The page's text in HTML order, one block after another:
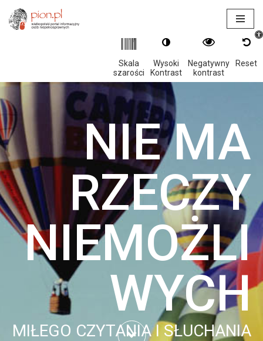
Skala
szarości
Wysoki
Kontrast
Negatywny
kontrast
Reset
Przejdź
NIE MA
RZECZY
NIEMOŻLI
WYCH
MIŁEGO CZYTANIA I SŁUCHANIA